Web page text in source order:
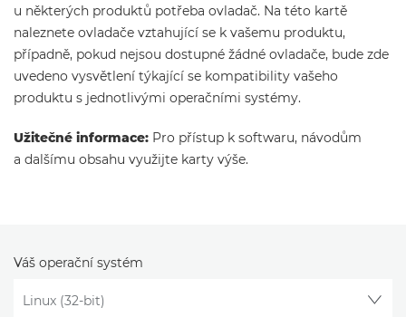
u některých produktů potřeba ovladač. Na této kartě
naleznete ovladače vztahující se k vašemu produktu,
případně, pokud nejsou dostupné žádné ovladače, bude zde
uvedeno vysvětlení týkající se kompatibility vašeho
produktu s jednotlivými operačními systémy.
Užitečné informace: Pro přístup k softwaru, návodům
a dalšímu obsahu využijte karty výše.
Váš operační systém